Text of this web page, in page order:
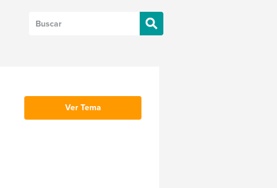
Ver Tema